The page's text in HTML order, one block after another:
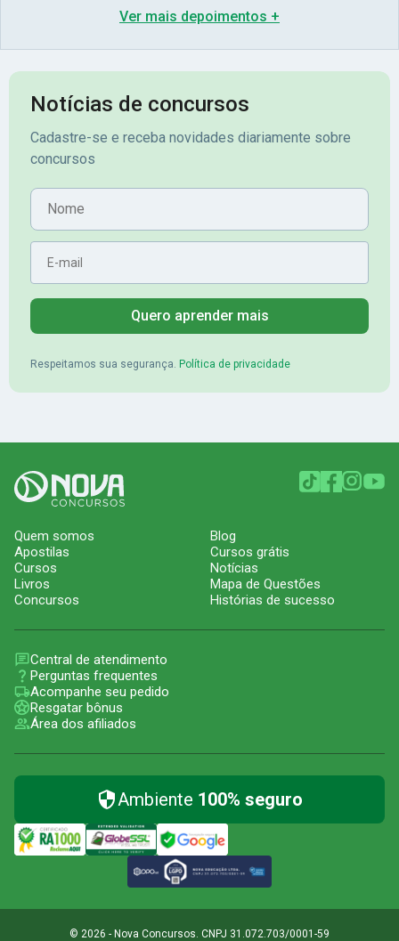
preparação completa, e o resultado
abriu o concurso para o Banco da sua
cidade, o Banrisul. Se tornou
assinante premium e em seguida
mérito no concurso do
Banrisul.Charles Kelvin Friske -
sua vida e
obstáculos
Pimenta -
Ver mais depoimentos +
Notícias de concursos
Cadastre-se e receba novidades diariamente sobre
concursos
Nome
E-mail
Quero aprender mais
Respeitamos sua segurança. Política de privacidade
Quem somos
Apostilas
Cursos
Livros
Concursos
Blog
Cursos grátis
Notícias
Mapa de Questões
Histórias de sucesso
Central de atendimento
Perguntas frequentes
Acompanhe seu pedido
Resgatar bônus
Área dos afiliados
Ambiente 100% seguro
© 2026 - Nova Concursos. CNPJ 31.072.703/0001-59